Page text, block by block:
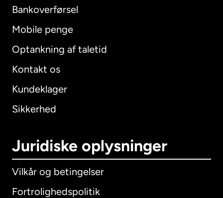
Bankoverførsel
Mobile penge
Optankning af taletid
Kontakt os
Kundeklager
Sikkerhed
Juridiske oplysninger
Vilkår og betingelser
Fortrolighedspolitik